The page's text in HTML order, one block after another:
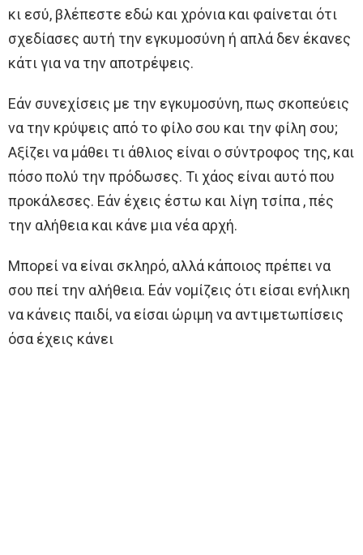
κι εσύ, βλέπεστε εδώ και χρόνια και φαίνεται ότι
σχεδίασες αυτή την εγκυμοσύνη ή απλά δεν έκανες
κάτι για να την αποτρέψεις.
Εάν συνεχίσεις με την εγκυμοσύνη, πως σκοπεύεις
να την κρύψεις από το φίλο σου και την φίλη σου;
Αξίζει να μάθει τι άθλιος είναι ο σύντροφος της, και
πόσο πολύ την πρόδωσες. Τι χάος είναι αυτό που
προκάλεσες. Εάν έχεις έστω και λίγη τσίπα , πές
την αλήθεια και κάνε μια νέα αρχή.
Μπορεί να είναι σκληρό, αλλά κάποιος πρέπει να
σου πεί την αλήθεια. Εάν νομίζεις ότι είσαι ενήλικη
να κάνεις παιδί, να είσαι ώριμη να αντιμετωπίσεις
όσα έχεις κάνει